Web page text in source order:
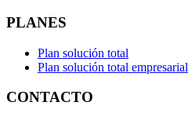
PLANES
Plan solución total
Plan solución total empresarial
CONTACTO